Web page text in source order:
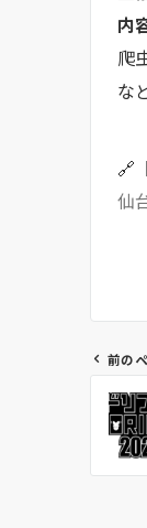
内
爬
な
🔗
仙
ビ
前の